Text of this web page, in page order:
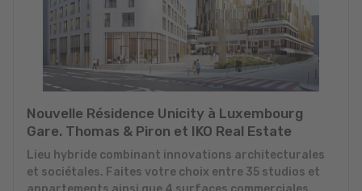
Nouvelle Résidence Unicity à Luxembourg
Gare. Thomas & Piron et IKO Real Estate
Lieu hybride combinant innovations architecturales
et sociétales. Faites votre choix entre 35 studios et